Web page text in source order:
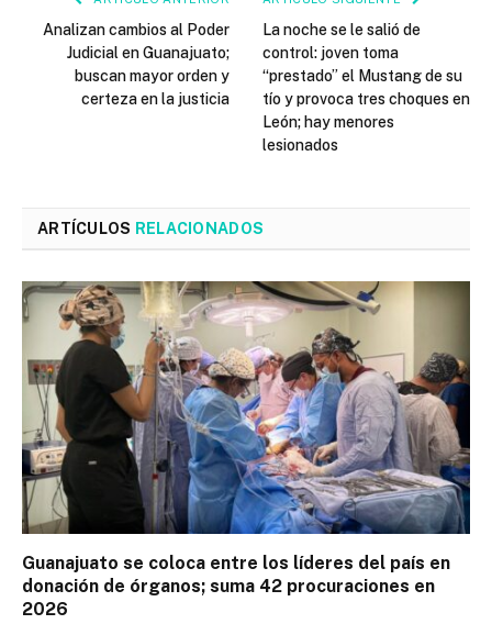
Analizan cambios al Poder
Judicial en Guanajuato;
buscan mayor orden y
certeza en la justicia
La noche se le salió de
control: joven toma
“prestado” el Mustang de su
tío y provoca tres choques en
León; hay menores
lesionados
ARTÍCULOS RELACIONADOS
Guanajuato se coloca entre los líderes del país en
donación de órganos; suma 42 procuraciones en
2026